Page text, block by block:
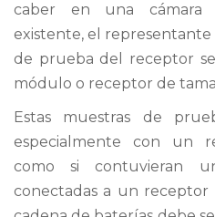
caber en una cámara
existente, el
de prueba del receptor
módulo o receptor de
Estas muestras de
especialmente con un
como si contuvieran
conectadas a un